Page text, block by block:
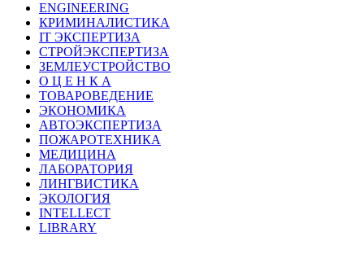
ENGINEERING
КРИМИНАЛИСТИКА
IT ЭКСПЕРТИЗА
СТРОЙЭКСПЕРТИЗА
ЗЕМЛЕУСТРОЙСТВО
О Ц Е Н К А
ТОВАРОВЕДЕНИЕ
ЭКОНОМИКА
АВТОЭКСПЕРТИЗА
ПОЖАРОТЕХНИКА
МЕДИЦИНА
ЛАБОРАТОРИЯ
ЛИНГВИСТИКА
ЭКОЛОГИЯ
INTELLECT
LIBRARY